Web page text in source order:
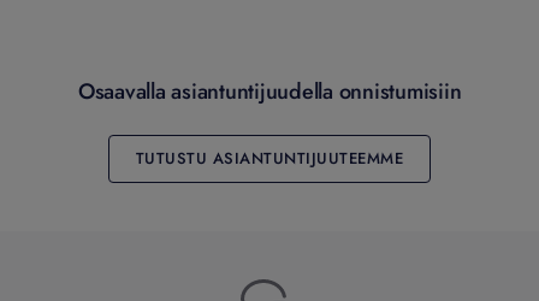
Osaavalla asiantuntijuudella onnistumisiin
TUTUSTU ASIANTUNTIJUUTEEMME